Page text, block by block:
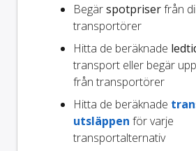
Begärspotpriserfrån
transportörer
Hitta de beräknade
transport eller begär
från transportörer
Hitta de beräknade
utsläppen för varje
transportalternativ